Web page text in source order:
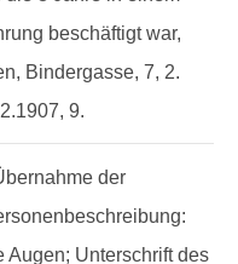
beschäftigt war,
Bindergasse, 7, 2.
9.
der
Augen; Unterschrift des